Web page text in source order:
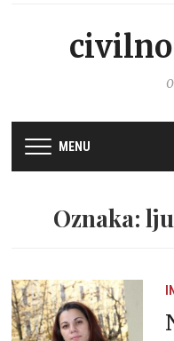
MENU
Oznaka: